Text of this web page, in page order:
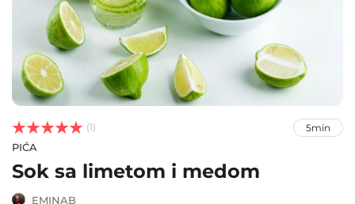


 (1) 5min
PIĆA
Sok sa limetom i medom
EMINAB